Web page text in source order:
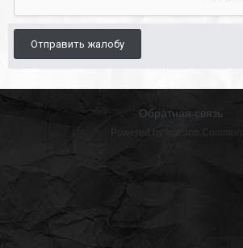
Отправить жалобу
Обратная связь
Powered by Invision